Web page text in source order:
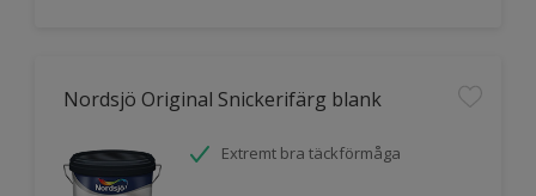
Nordsjö Original Snickerifärg blank
Extremt bra täckförmåga